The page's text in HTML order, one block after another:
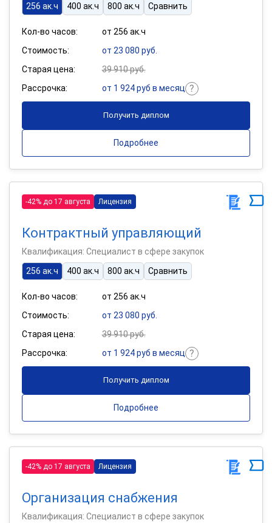
256 ак.ч
400 ак.ч 800 ак.ч Сравнить
Кол-во часов:
от 256 ак.ч
Стоимость:
от 23 080 руб.
Старая цена:
39 910 руб.
Рассрочка:
от 1 924 руб в месяц
Получить диплом
Подробнее
-42% до 17 августа Лицензия
Контрактный управляющий
Квалификация: Специалист в сфере закупок
256 ак.ч
400 ак.ч 800 ак.ч Сравнить
Кол-во часов:
от 256 ак.ч
Стоимость:
от 23 080 руб.
Старая цена:
39 910 руб.
Рассрочка:
от 1 924 руб в месяц
Получить диплом
Подробнее
-42% до 17 августа Лицензия
Организация снабжения
Квалификация: Специалист в сфере закупок